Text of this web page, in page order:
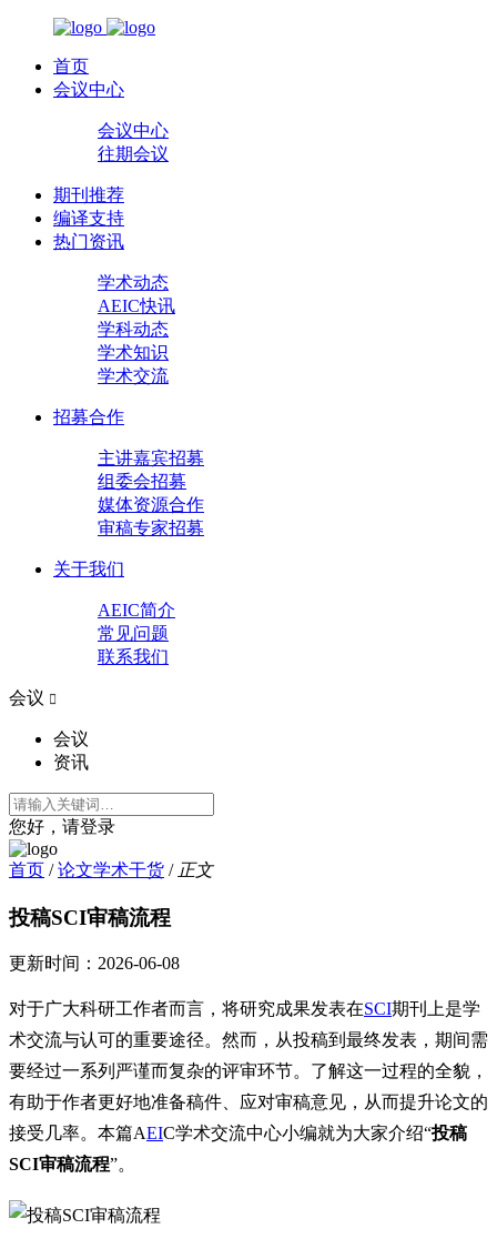
首页
会议中心
会议中心
往期会议
期刊推荐
编译支持
热门资讯
学术动态
AEIC快讯
学科动态
学术知识
学术交流
招募合作
主讲嘉宾招募
组委会招募
媒体资源合作
审稿专家招募
关于我们
AEIC简介
常见问题
联系我们
会议 
会议
资讯
您好，请登录
首页 / 论文学术干货 / 正文
投稿SCI审稿流程
更新时间： 2026-06-08
对于广大科研工作者而言，将研究成果发表在SCI期刊上是学
术交流与认可的重要途径。然而，从投稿到最终发表，期间需
要经过一系列严谨而复杂的评审环节。了解这一过程的全貌，
有助于作者更好地准备稿件、应对审稿意见，从而提升论文的
接受几率。本篇AEIC学术交流中心小编就为大家介绍“投稿
SCI审稿流程”。